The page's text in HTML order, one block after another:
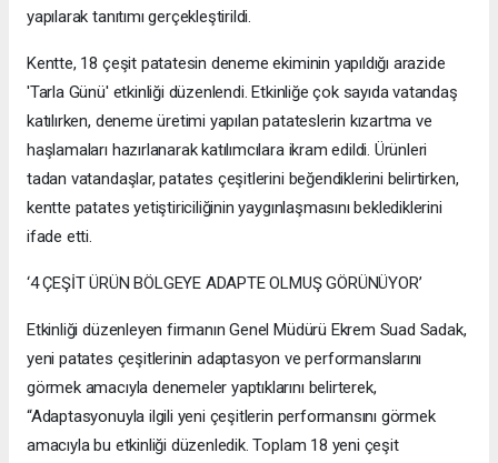
yapılarak tanıtımı gerçekleştirildi.
Kentte, 18 çeşit patatesin deneme ekiminin yapıldığı arazide
'Tarla Günü' etkinliği düzenlendi. Etkinliğe çok sayıda vatandaş
katılırken, deneme üretimi yapılan patateslerin kızartma ve
haşlamaları hazırlanarak katılımcılara ikram edildi. Ürünleri
tadan vatandaşlar, patates çeşitlerini beğendiklerini belirtirken,
kentte patates yetiştiriciliğinin yaygınlaşmasını beklediklerini
ifade etti.
‘4 ÇEŞİT ÜRÜN BÖLGEYE ADAPTE OLMUŞ GÖRÜNÜYOR’
Etkinliği düzenleyen firmanın Genel Müdürü Ekrem Suad Sadak,
yeni patates çeşitlerinin adaptasyon ve performanslarını
görmek amacıyla denemeler yaptıklarını belirterek,
“Adaptasyonuyla ilgili yeni çeşitlerin performansını görmek
amacıyla bu etkinliği düzenledik. Toplam 18 yeni çeşit